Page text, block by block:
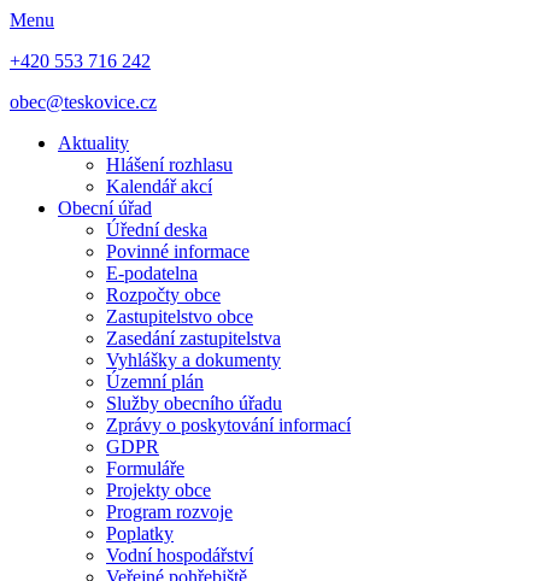
Menu
+420 553 716 242
obec@teskovice.cz
Aktuality
Hlášení rozhlasu
Kalendář akcí
Obecní úřad
Úřední deska
Povinné informace
E-podatelna
Rozpočty obce
Zastupitelstvo obce
Zasedání zastupitelstva
Vyhlášky a dokumenty
Územní plán
Služby obecního úřadu
Zprávy o poskytování informací
GDPR
Formuláře
Projekty obce
Program rozvoje
Poplatky
Vodní hospodářství
Veřejné pohřebiště